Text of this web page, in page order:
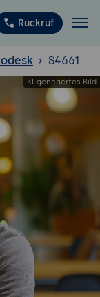
Rückruf
S4661